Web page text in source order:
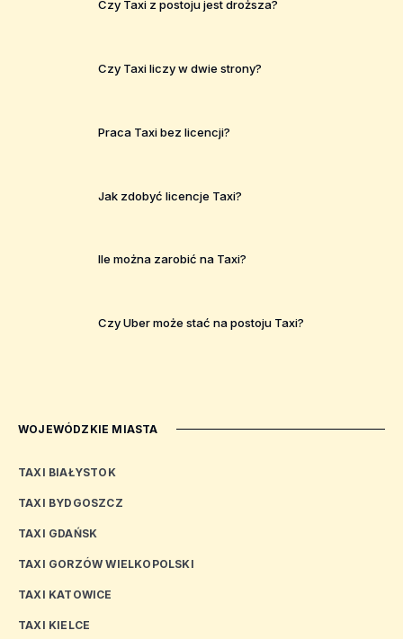
Czy Taxi z postoju jest droższa?
Czy Taxi liczy w dwie strony?
Praca Taxi bez licencji?
Jak zdobyć licencje Taxi?
Ile można zarobić na Taxi?
Czy Uber może stać na postoju Taxi?
WOJEWÓDZKIE MIASTA
TAXI BIAŁYSTOK
TAXI BYDGOSZCZ
TAXI GDAŃSK
TAXI GORZÓW WIELKOPOLSKI
TAXI KATOWICE
TAXI KIELCE